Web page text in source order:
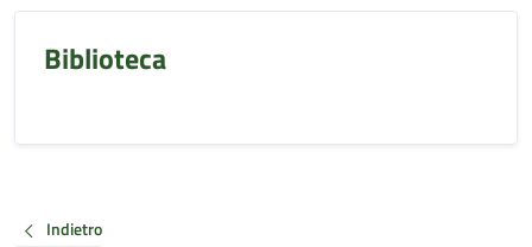
Biblioteca
Indietro